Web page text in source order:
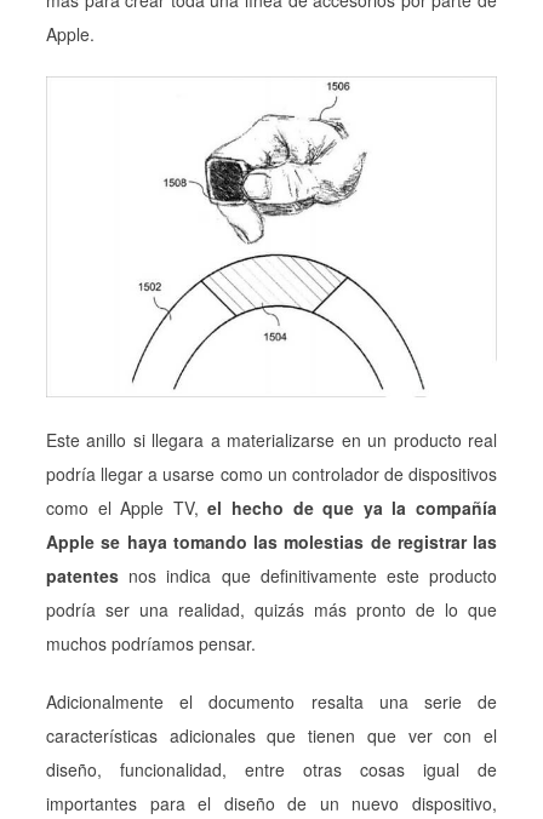
Apple.
Este anillo si llegara a materializarse en un producto real
podría llegar a usarse como un controlador de dispositivos
como el Apple TV,el hecho de que ya la compañía
Apple se haya tomando las molestias de registrar las
patentes nos indica que definitivamente este producto
podría ser una realidad, quizás más pronto de lo que
muchos podríamos pensar.
Adicionalmente el documento resalta una serie de
características adicionales que tienen que ver con el
diseño, funcionalidad, entre otras cosas igual de
importantes para el diseño de un nuevo dispositivo,